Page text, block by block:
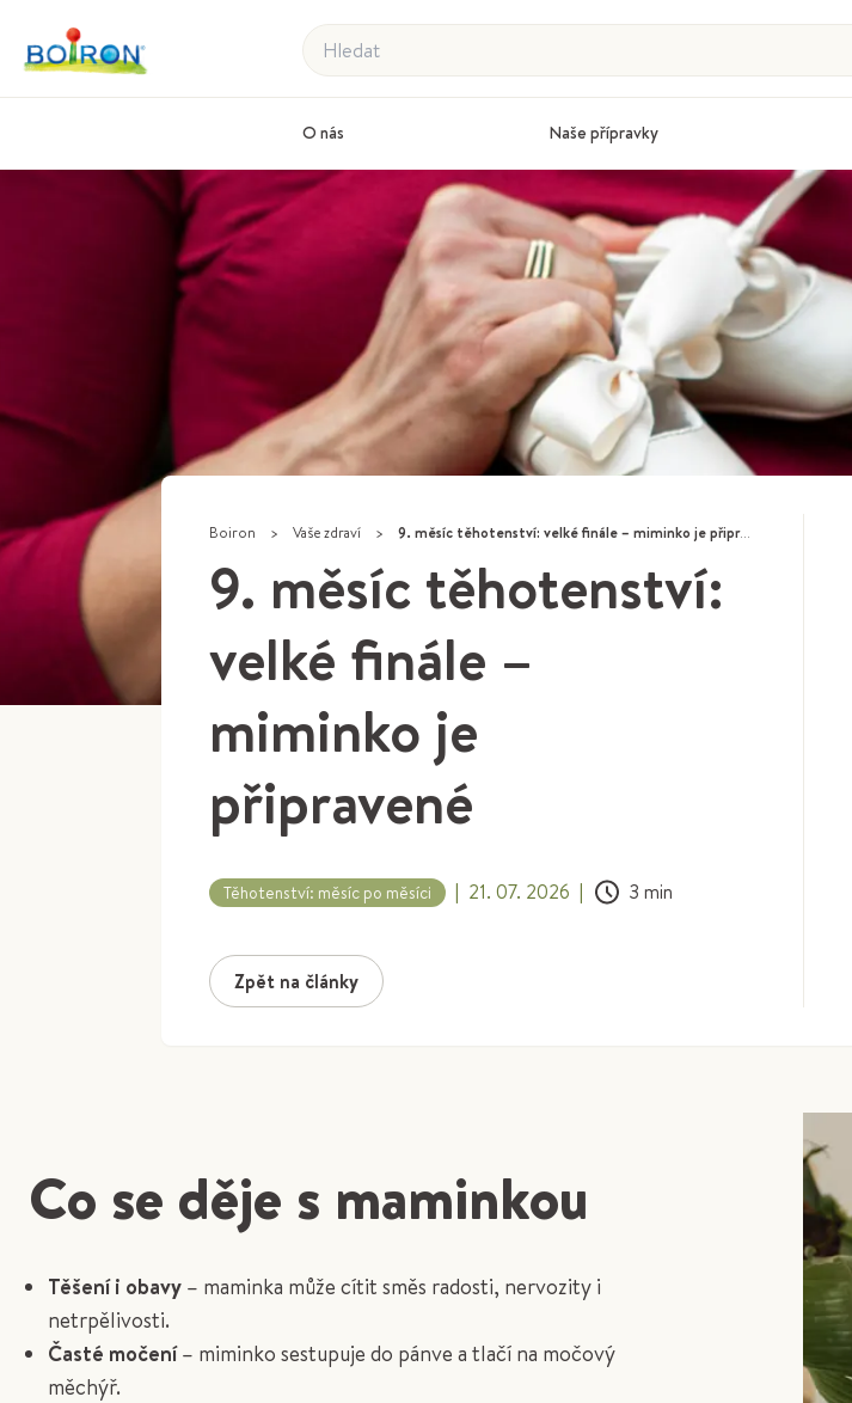
Hledat
O nás Naše přípravky
Boiron > Vaše zdraví > 9. měsíc těhotenství: velké finále – miminko je připravené
9. měsíc těhotenství:
velké finále –
miminko je
připravené
Těhotenství: měsíc po měsíci | 21. 07. 2026 | 3 min
Zpět na články
Co se děje s maminkou
Těšení i obavy – maminka může cítit směs radosti, nervozity i
netrpělivosti.
Časté močení– miminko sestupuje do pánve a tlačí na močový
měchýř.